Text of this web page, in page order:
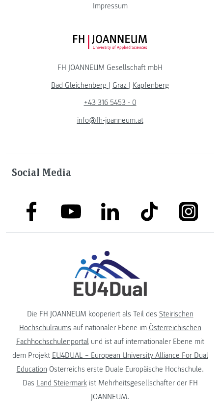
Impressum
FH JOANNEUM Logo
FH JOANNEUM Gesellschaft mbH
Bad Gleichenberg | Graz | Kapfenberg
+43 316 5453 - 0
info@fh-joanneum.at
Social Media
link to facebooklink to youtubelink to linkedinlink to tiktok link to
Die FH JOANNEUM kooperiert als Teil des Steirischen
Hochschulraums auf nationaler Ebene im Österreichischen
Fachhochschulenportalund ist auf internationaler Ebene mit
dem Projekt EU4DUAL – European University Alliance For Dual
Education Österreichs erste Duale Europäische Hochschule.
Das Land Steiermarkist Mehrheitsgesellschafter der FH
JOANNEUM.